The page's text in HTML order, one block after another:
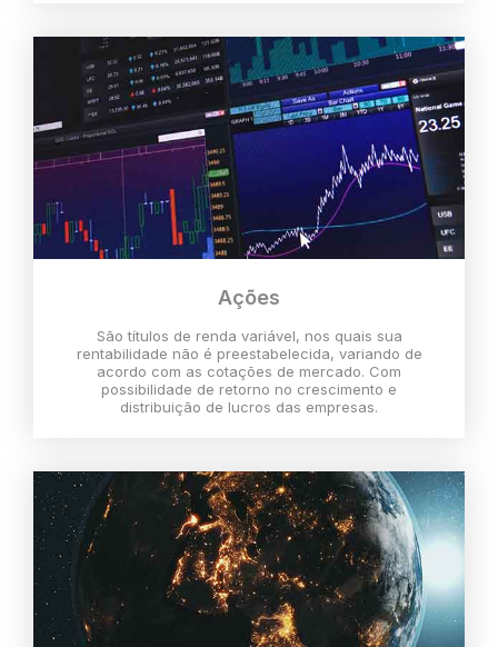
Ações
São títulos de renda variável, nos quais sua
rentabilidade não é preestabelecida, variando de
acordo com as cotações de mercado. Com
possibilidade de retorno no crescimento e
distribuição de lucros das empresas.